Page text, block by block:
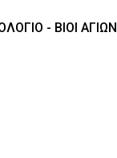
- ΒΙΟΙ ΑΓΙΩΝ